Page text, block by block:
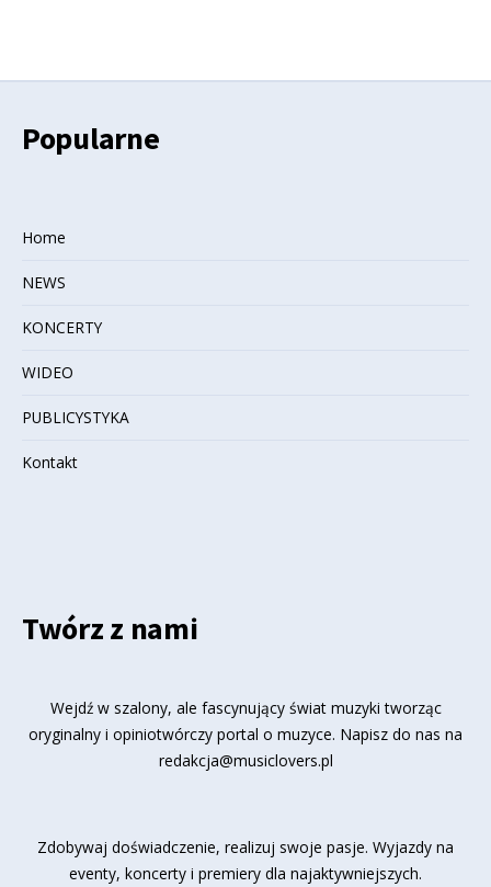
Popularne
Home
NEWS
KONCERTY
WIDEO
PUBLICYSTYKA
Kontakt
Twórz z nami
Wejdź w szalony, ale fascynujący świat muzyki tworząc
oryginalny i opiniotwórczy portal o muzyce. Napisz do nas na
redakcja@musiclovers.pl
Zdobywaj doświadczenie, realizuj swoje pasje. Wyjazdy na
eventy, koncerty i premiery dla najaktywniejszych.